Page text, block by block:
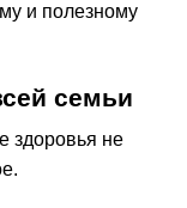
и полезному
семьи
здоровья не